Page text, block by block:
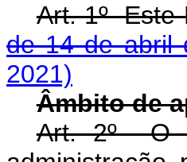
Art. 1º Este
de 14 de abril
2021)
Âmbito de
Art. 2º O